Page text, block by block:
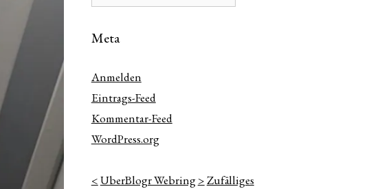
Meta
Anmelden
Eintrags-Feed
Kommentar-Feed
WordPress.org
<UberBlogr Webring>Zufälliges